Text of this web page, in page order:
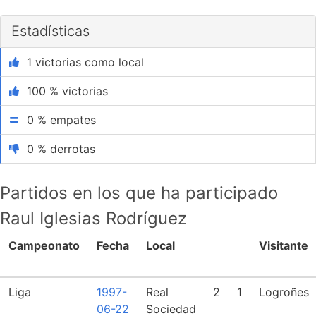
Estadísticas
1 victorias como local
100 % victorias
0 % empates
0 % derrotas
Partidos en los que ha participado
Raul Iglesias Rodríguez
Campeonato Fecha Local Visitante
Liga
1997-
06-22
Real
Sociedad
2 1 Logroñes